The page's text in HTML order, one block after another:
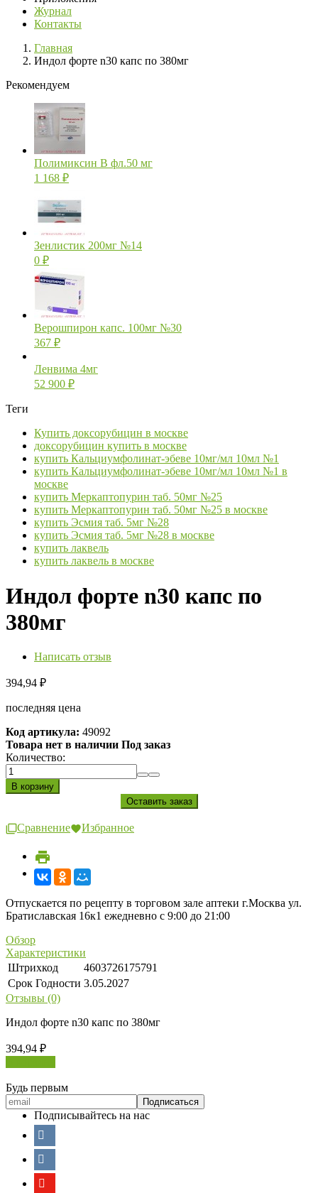
Журнал
Контакты
Главная
Индол форте n30 капс по 380мг
Рекомендуем
Полимиксин В фл.50 мг
1 168 ₽
Зенлистик 200мг №14
0 ₽
Верошпирон капс. 100мг №30
367 ₽
Ленвима 4мг
52 900 ₽
Теги
Купить доксорубицин в москве
доксорубицин купить в москве
купить Кальциумфолинат-эбеве 10мг/мл 10мл №1
купить Кальциумфолинат-эбеве 10мг/мл 10мл №1 в
москве
купить Меркаптопурин таб. 50мг №25
купить Меркаптопурин таб. 50мг №25 в москве
купить Эсмия таб. 5мг №28
купить Эсмия таб. 5мг №28 в москве
купить лаквель
купить лаквель в москве
Индол форте n30 капс по
380мг
Написать отзыв
394,94 ₽
последняя цена
Код артикула: 49092
Товара нет в наличии Под заказ
Количество:
Сравнение Избранное
Отпускается по рецепту в торговом зале аптеки г.Москва ул.
Братиславская 16к1 ежедневно с 9:00 до 21:00
Обзор
Характеристики
Штрихкод
4603726175791
Срок Годности 3.05.2027
Отзывы (0)
Индол форте n30 капс по 380мг
394,94 ₽
Будь первым
Подписывайтесь на нас